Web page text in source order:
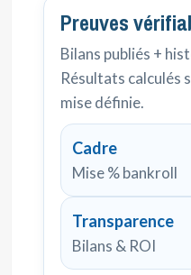
Preuves
Bilans publiés +
Résultats calculés
mise définie.
Cadre
Mise % bankroll
Transparence
Bilans & ROI